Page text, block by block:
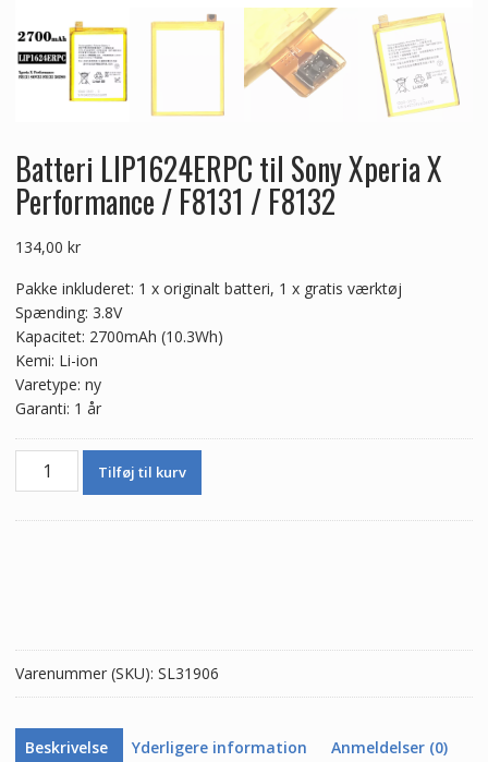
Batteri LIP1624ERPC til Sony Xperia X
Performance / F8131 / F8132
134,00 kr
Pakke inkluderet: 1 x originalt batteri, 1 x gratis værktøj
Spænding: 3.8V
Kapacitet: 2700mAh (10.3Wh)
Kemi: Li-ion
Varetype: ny
Garanti: 1 år
Batteri
LIP1624ERPC
F8131
/
F8132
antal
Tilføj til kurv
Varenummer (SKU): SL31906
Beskrivelse Yderligere information Anmeldelser (0)